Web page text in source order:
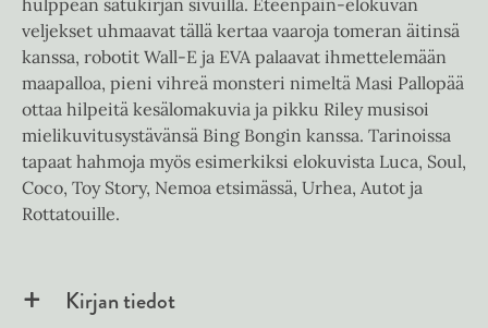
veljekset uhmaavat tällä kertaa vaaroja tomeran äitinsä
kanssa, robotit Wall-E ja EVA palaavat ihmettelemään
maapalloa, pieni vihreä monsteri nimeltä Masi Pallopää
ottaa hilpeitä kesälomakuvia ja pikku Riley musisoi
mielikuvitusystävänsä Bing Bongin kanssa. Tarinoissa
tapaat hahmoja myös esimerkiksi elokuvista Luca, Soul,
Coco, Toy Story, Nemoa etsimässä, Urhea, Autot ja
Rottatouille.
Kirjan tiedot